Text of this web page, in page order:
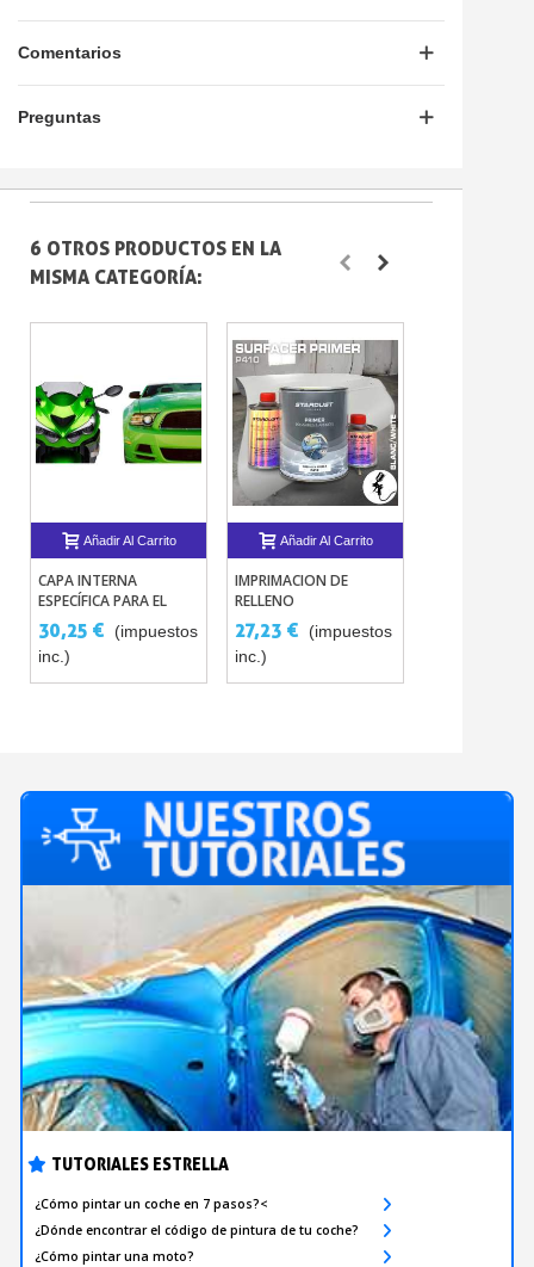
TUTORIALES ESTRELLA
¿Cómo pintar un coche en 7 pasos?<
¿Dónde encontrar el código de pintura de tu coche?
¿Cómo pintar una moto?
Comentarios
Preguntas
6 OTROS PRODUCTOS EN LA
MISMA CATEGORÍA:
Añadir Al Carrito
CAPA INTERNA
ESPECÍFICA PARA EL
FABRICANTE DE AUTO Y
MOTO
30,25 €
(impuestos
inc.)
Añadir Al Carrito
IMPRIMACION DE
RELLENO
BICOMPONENTE P410
27,23 €
(impuestos
inc.)